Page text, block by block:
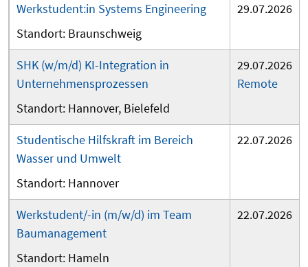
Werkstudent:in Systems Engineering
Braunschweig
29.07.2026
SHK (w/m/d) KI-Integration in
Unternehmensprozessen
Hannover Bielefeld
29.07.2026
Remote
Studentische Hilfskraft im Bereich
Wasser und Umwelt
Hannover
22.07.2026
Werkstudent/-in (m/w/d) im Team
Baumanagement
Hameln
22.07.2026